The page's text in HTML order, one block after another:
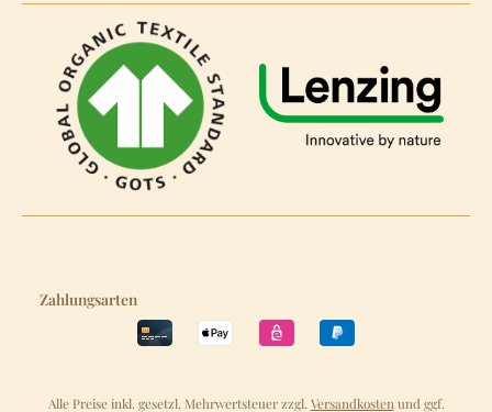
Zahlungsarten
Alle Preise inkl. gesetzl. Mehrwertsteuer zzgl. Versandkosten und ggf.